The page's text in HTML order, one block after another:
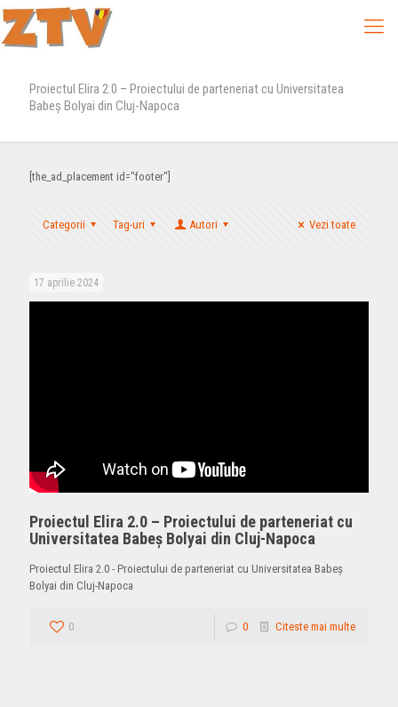
Proiectul Elira 2.0 – Proiectului de parteneriat cu Universitatea
Babeș Bolyai din Cluj-Napoca
[the_ad_placement id="footer"]
Categorii Tag-uri Autori Vezi toate
17 aprilie 2024
Proiectul Elira 2.0 – Proiectului de parteneriat cu
Universitatea Babeș Bolyai din Cluj-Napoca
Proiectul Elira 2.0 - Proiectului de parteneriat cu Universitatea Babeș
Bolyai din Cluj-Napoca
0 0 Citeste mai multe